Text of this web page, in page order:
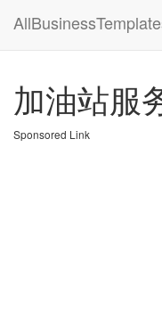
加油站服
Sponsored Link